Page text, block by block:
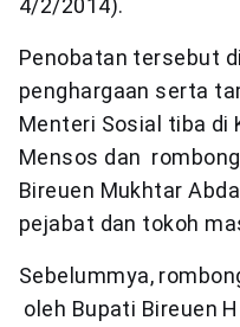
4/2/2014).
Penobatan tersebut
penghargaan serta
Menteri Sosial tiba di
Mensos dan
Bireuen Mukhtar
pejabat dan tokoh
Sebelummya,
oleh Bupati Bireuen